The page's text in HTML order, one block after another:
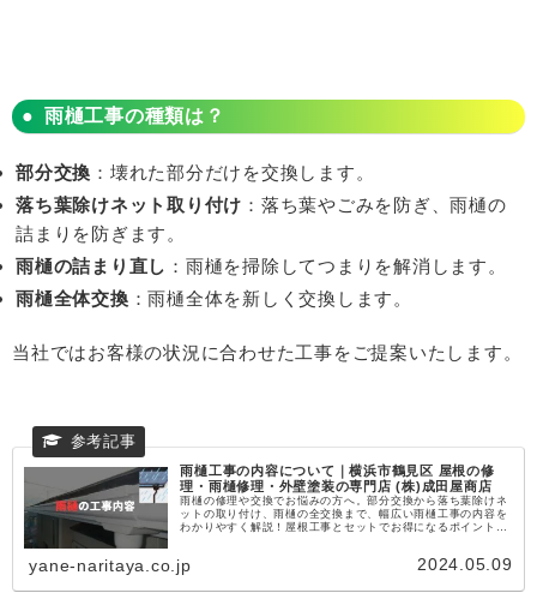
雨樋工事の種類は？
部分交換 ：壊れた部分だけを交換します。
落ち葉除けネット取り付け ：落ち葉やごみを防ぎ、雨樋の
詰まりを防ぎます。
雨樋の詰まり直し ：雨樋を掃除してつまりを解消します。
雨樋全体交換 ：雨樋全体を新しく交換します。
当社ではお客様の状況に合わせた工事をご提案いたします。
雨樋工事の内容について｜横浜市鶴見区 屋根の修
理・雨樋修理・外壁塗装の専門店 (株)成田屋商店
雨樋の修理や交換でお悩みの方へ。部分交換から落ち葉除けネ
ットの取り付け、雨樋の全交換まで、幅広い雨樋工事の内容を
わかりやすく解説！屋根工事とセットでお得になるポイントや
yane-naritaya.co.jp 2024.05.09